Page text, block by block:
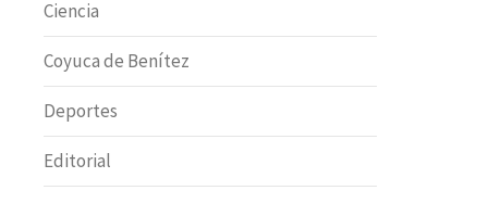
Ciencia
Coyuca de Benítez
Deportes
Editorial